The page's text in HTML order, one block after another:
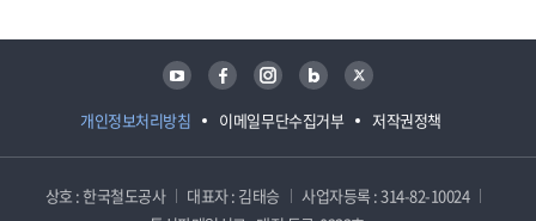
개인정보처리방침 이메일무단수집거부 저작권정책
유튜브 페이스북 인스타그램 블로그 트위터
상호 : 한국철도공사 대표자 : 김태승
사업자등록 : 314-82-10024